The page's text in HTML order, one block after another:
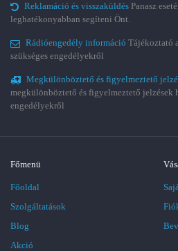
Reklamáció és visszaküldés Panasz
leghatékonyabban segíteni Önt.
Rádióengedély információ Tájékoztató
szükséges engedélyekről
Megkülönböztető és figyelmeztető
megkülönböztető és figyelmeztető jelzések
engedélyekről
Főmenü
Főoldal
Szolgáltatások
Blog
Akció